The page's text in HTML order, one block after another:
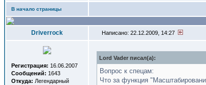
В начало страницы
Driverrock Написано: 22.12.2009, 14:27
Регистрация: 16.06.2007
Сообщений: 1643
Откуда: Легендарный
Lord Vader писал(a):
Вопрос к спецам:
Что за функция